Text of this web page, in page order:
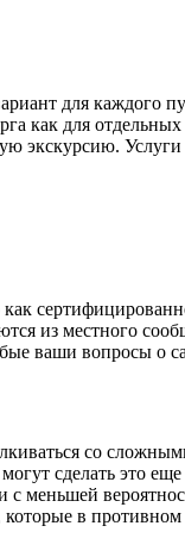
для каждого
как для
экскурсию.
из местного
ваши вопросы о
со
сделать это
меньшей
в